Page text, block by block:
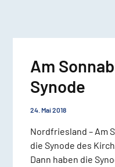
Am
Synode
24. Mai 2018
Nordfriesland – Am
die Synode des
Dann haben die